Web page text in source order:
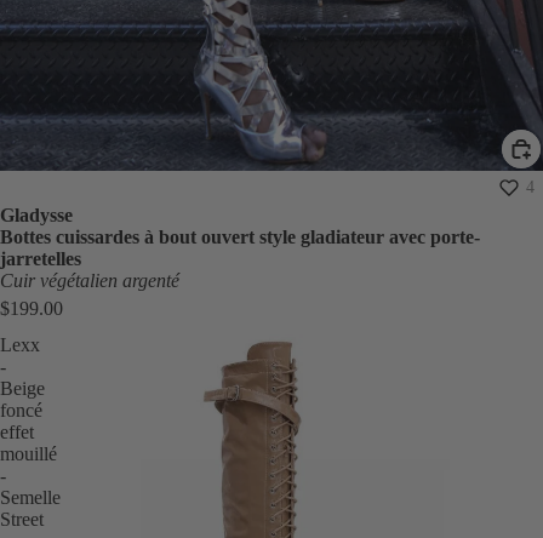
4
Gladysse
Bottes cuissardes à bout ouvert style gladiateur avec porte-
jarretelles
Cuir végétalien argenté
$199.00
Lexx
-
Beige
foncé
effet
mouillé
-
Semelle
Street